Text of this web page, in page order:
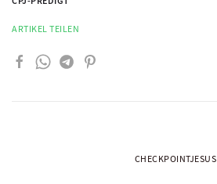
ARTIKEL TEILEN
CHECKPOINTJESUS